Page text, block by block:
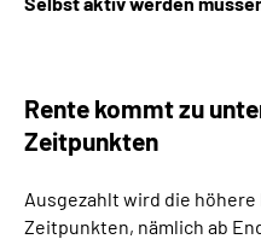
Rente kommt zu
Zeitpunkten
Ausgezahlt wird die
Zeitpunkten, nämlich ab